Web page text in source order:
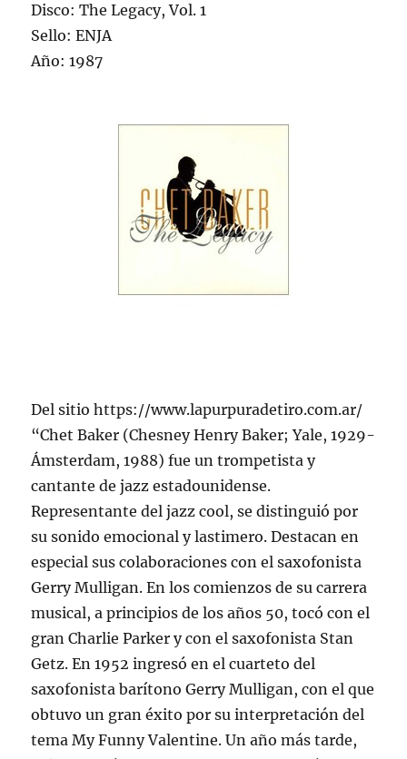
Disco: The Legacy, Vol. 1
Sello: ENJA
Año: 1987
Del sitio https://www.lapurpuradetiro.com.ar/
“Chet Baker (Chesney Henry Baker; Yale, 1929-
Ámsterdam, 1988) fue un trompetista y
cantante de jazz estadounidense.
Representante del jazz cool, se distinguió por
su sonido emocional y lastimero. Destacan en
especial sus colaboraciones con el saxofonista
Gerry Mulligan. En los comienzos de su carrera
musical, a principios de los años 50, tocó con el
gran Charlie Parker y con el saxofonista Stan
Getz. En 1952 ingresó en el cuarteto del
saxofonista barítono Gerry Mulligan, con el que
obtuvo un gran éxito por su interpretación del
tema My Funny Valentine. Un año más tarde,